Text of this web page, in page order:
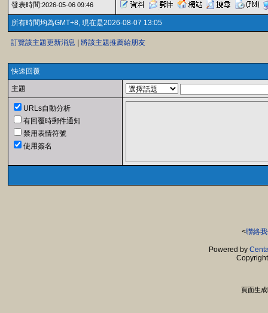
發表時間:2026-05-06 09:46
所有時間均為GMT+8, 現在是2026-08-07 13:05
訂覽該主題更新消息 將該主題推薦給朋友
快速回覆
主題
URLs自動分析
有回覆時郵件通知
禁用表情符號
使用簽名
<聯絡
Powered by
頁面生